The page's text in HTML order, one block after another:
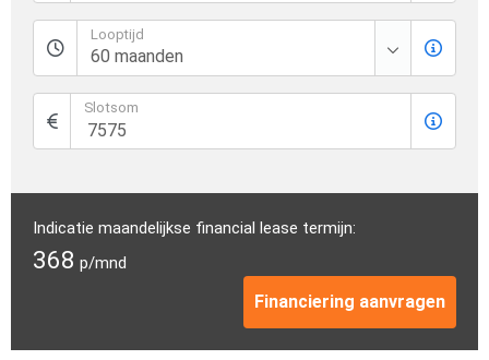
Looptijd
Slotsom
Indicatie maandelijkse financial lease termijn:
368 p/mnd
Financiering aanvragen